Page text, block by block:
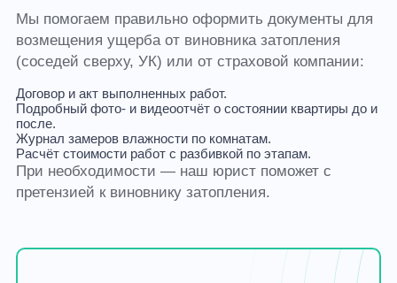
Мы помогаем правильно оформить документы для
возмещения ущерба от виновника затопления
(соседей сверху, УК) или от страховой компании:
Договор и акт выполненных работ.
Подробный фото- и видеоотчёт о состоянии квартиры до и
после.
Журнал замеров влажности по комнатам.
Расчёт стоимости работ с разбивкой по этапам.
При необходимости — наш юрист поможет с
претензией к виновнику затопления.